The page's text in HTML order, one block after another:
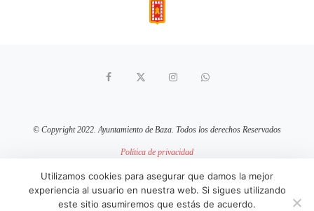
© Copyright 2022. Ayuntamiento de Baza. Todos los derechos Reservados
Política de privacidad
Política de cookies
sitio web mantenido por pixelcero.com
Utilizamos cookies para asegurar que damos la mejor
experiencia al usuario en nuestra web. Si sigues utilizando
este sitio asumiremos que estás de acuerdo.